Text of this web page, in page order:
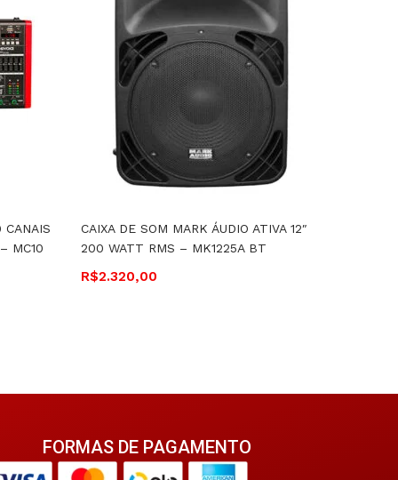
CANAIS
MC10
CAIXA DE SOM MARK ÁUDIO ATIVA 12″
200 WATT RMS – MK1225A BT
R$2.320,00
FORMAS DE PAGAMENTO